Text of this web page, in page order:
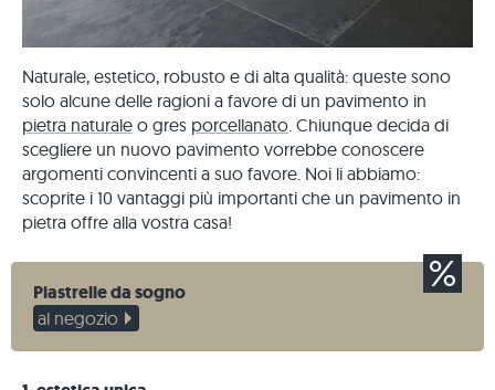
Naturale, estetico, robusto e di alta qualità: queste sono
solo alcune delle ragioni a favore di un pavimento in
pietra naturale o gres porcellanato. Chiunque decida di
scegliere un nuovo pavimento vorrebbe conoscere
argomenti convincenti a suo favore. Noi li abbiamo:
scoprite i 10 vantaggi più importanti che un pavimento in
pietra offre alla vostra casa!
Piastrelle da sogno
al negozio